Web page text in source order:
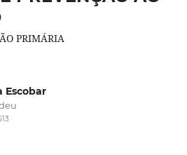
PRIMÁRIA
Escobar